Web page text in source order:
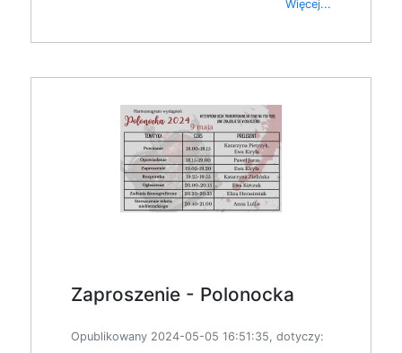
Więcej...
Zaproszenie - Polonocka
Opublikowany 2024-05-05 16:51:35, dotyczy: